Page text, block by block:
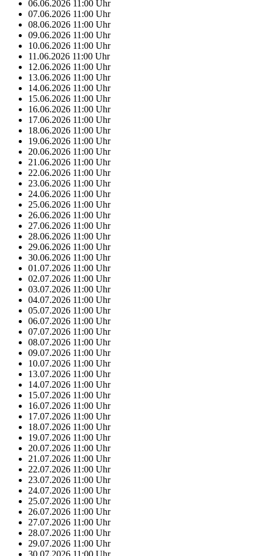
06.06.2026 11:00 Uhr
07.06.2026 11:00 Uhr
08.06.2026 11:00 Uhr
09.06.2026 11:00 Uhr
10.06.2026 11:00 Uhr
11.06.2026 11:00 Uhr
12.06.2026 11:00 Uhr
13.06.2026 11:00 Uhr
14.06.2026 11:00 Uhr
15.06.2026 11:00 Uhr
16.06.2026 11:00 Uhr
17.06.2026 11:00 Uhr
18.06.2026 11:00 Uhr
19.06.2026 11:00 Uhr
20.06.2026 11:00 Uhr
21.06.2026 11:00 Uhr
22.06.2026 11:00 Uhr
23.06.2026 11:00 Uhr
24.06.2026 11:00 Uhr
25.06.2026 11:00 Uhr
26.06.2026 11:00 Uhr
27.06.2026 11:00 Uhr
28.06.2026 11:00 Uhr
29.06.2026 11:00 Uhr
30.06.2026 11:00 Uhr
01.07.2026 11:00 Uhr
02.07.2026 11:00 Uhr
03.07.2026 11:00 Uhr
04.07.2026 11:00 Uhr
05.07.2026 11:00 Uhr
06.07.2026 11:00 Uhr
07.07.2026 11:00 Uhr
08.07.2026 11:00 Uhr
09.07.2026 11:00 Uhr
10.07.2026 11:00 Uhr
13.07.2026 11:00 Uhr
14.07.2026 11:00 Uhr
15.07.2026 11:00 Uhr
16.07.2026 11:00 Uhr
17.07.2026 11:00 Uhr
18.07.2026 11:00 Uhr
19.07.2026 11:00 Uhr
20.07.2026 11:00 Uhr
21.07.2026 11:00 Uhr
22.07.2026 11:00 Uhr
23.07.2026 11:00 Uhr
24.07.2026 11:00 Uhr
25.07.2026 11:00 Uhr
26.07.2026 11:00 Uhr
27.07.2026 11:00 Uhr
28.07.2026 11:00 Uhr
29.07.2026 11:00 Uhr
30.07.2026 11:00 Uhr